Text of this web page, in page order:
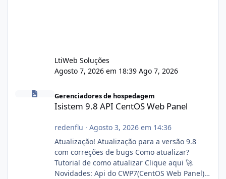
LtiWeb Soluções
Agosto 7, 2026 em 18:39 Ago 7, 2026
Isistem 9.8 API CentOS Web Panel
Gerenciadores de hospedagem
Isistem 9.8 API CentOS Web Panel
redenflu · Agosto 3, 2026 em 14:36
Atualização! Atualização para a versão 9.8
com correções de bugs Como atualizar?
Tutorial de como atualizar Clique aqui 🚀
Novidades: Api do CWP7(CentOS Web Panel)